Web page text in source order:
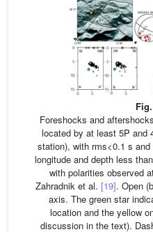
Foreshocks and
located by at least 5P and
station), with rms<0.1 s
longitude and depth less
with polarities observed
Zahradnik et al. [19]. Open
axis. The green star
location and the yellow
discussion in the text).